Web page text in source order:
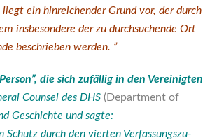
ein hin­rei­chen­der Grund vor, der durch
ins­be­son­de­re der zu durch­su­chen­de Ort
beschrie­ben wer­den. ”
die sich zufäl­lig in den Ver­ei­nig­ten
Coun­sel des DHS (Depart­ment of
Geschich­te undsag­te:
Schutz durch den vier­ten Ver­fas­sungs­zu­